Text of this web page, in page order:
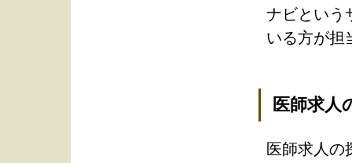
ナビという
いる方が担
医師求人
医師求人の